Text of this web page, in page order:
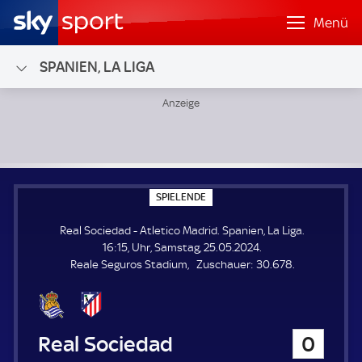
Menü
SPANIEN, LA LIGA
SPIELENDE
P
E
L
E
N
Real Sociedad - Atletico Madrid. Spanien, La Liga.
16:15, Uhr, Samstag, 25.05.2024.
Reale Seguros Stadium
Zuschauer: Z
30.678.
Real Sociedad
0